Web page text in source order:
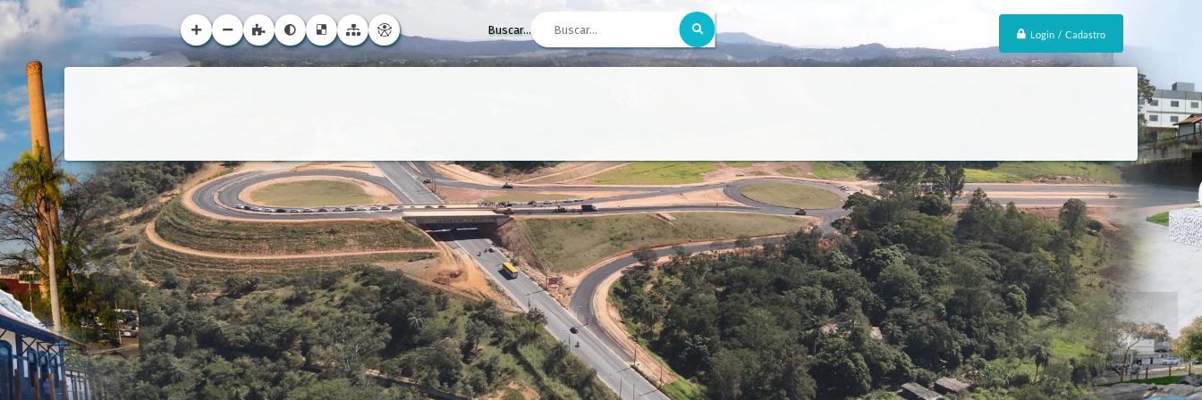
Login / Cadastro
Buscar...